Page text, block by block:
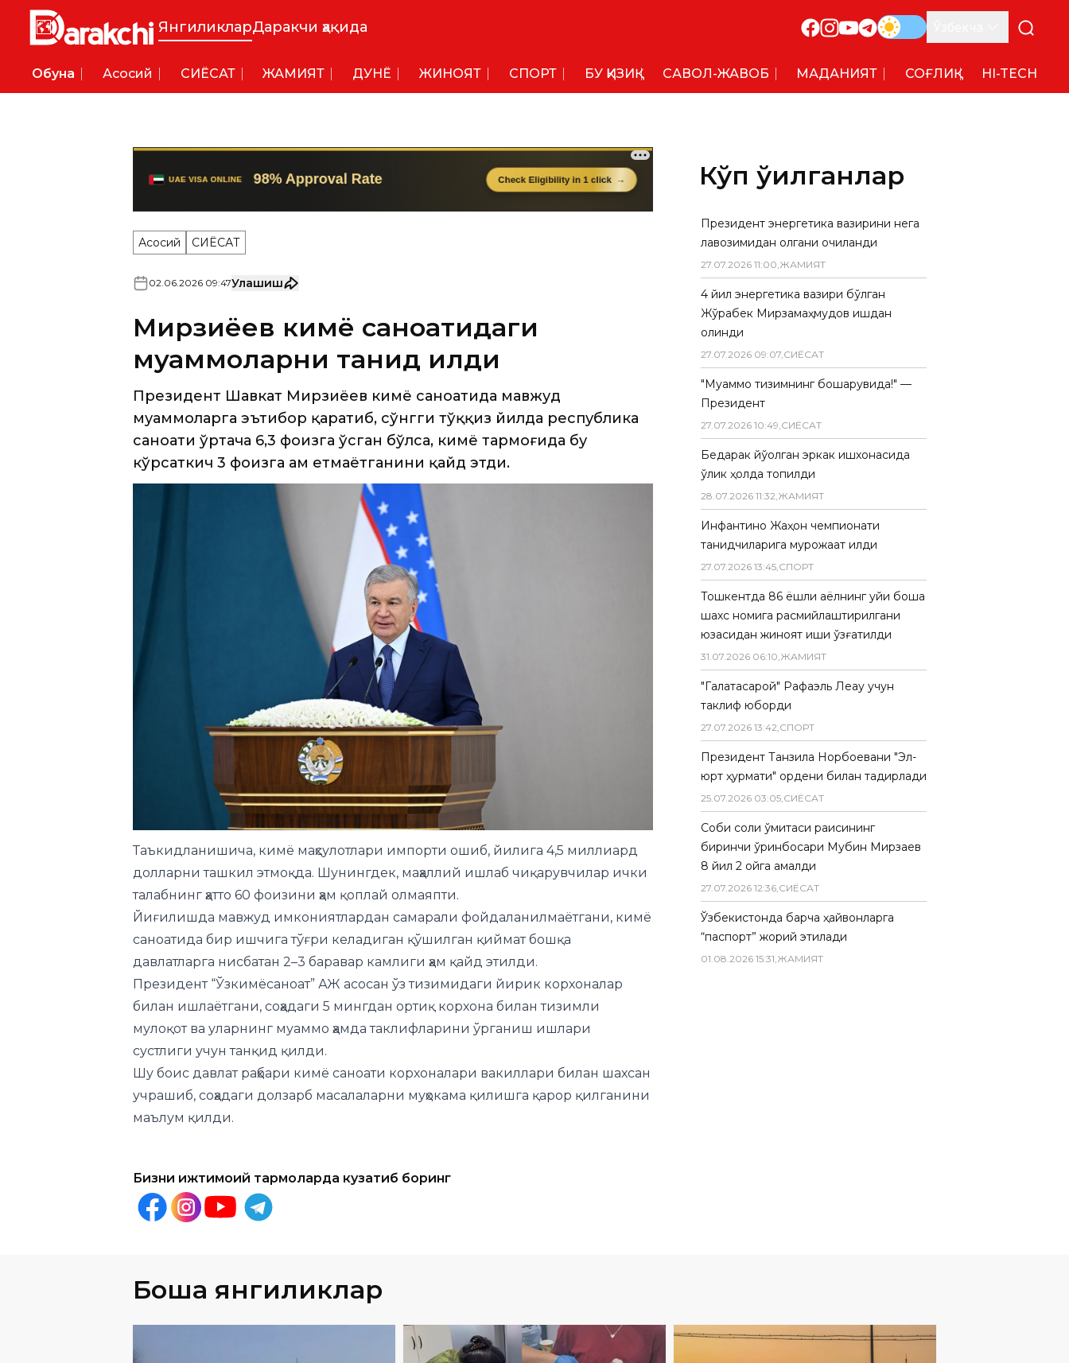
ЯнгиликларДаракчи ҳақида
Обуна Асосий СИËСАТ ЖАМИЯТ ДУНË ЖИНОЯТ СПОРТ БУ ҚИЗИҚ САВОЛ-ЖАВОБ МАДАНИЯТ СОҒЛИҚ HI-TECH
Асосий СИËСАТ
Мирзиёев кимё саноатидаги
муаммоларни танқид қилди
Президент Шавкат Мирзиёев кимё саноатида мавжуд
муаммоларга эътибор қаратиб, сўнгги тўққиз йилда республика
саноати ўртача 6,3 фоизга ўсган бўлса, кимё тармоғида бу
кўрсаткич 3 фоизга ҳам етмаётганини қайд этди.
Таъкидланишича, кимё маҳсулотлари импорти ошиб, йилига 4,5 миллиард
долларни ташкил этмоқда. Шунингдек, маҳаллий ишлаб чиқарувчилар ички
талабнинг ҳатто 60 фоизини ҳам қоплай олмаяпти.
Йиғилишда мавжуд имкониятлардан самарали фойдаланилмаётгани, кимё
саноатида бир ишчига тўғри келадиган қўшилган қиймат бошқа
давлатларга нисбатан 2–3 баравар камлиги ҳам қайд этилди.
Президент “Ўзкимёсаноат” АЖ асосан ўз тизимидаги йирик корхоналар
билан ишлаётгани, соҳадаги 5 мингдан ортиқ корхона билан тизимли
мулоқот ва уларнинг муаммо ҳамда таклифларини ўрганиш ишлари
сустлиги учун танқид қилди.
Шу боис давлат раҳбари кимё саноати корхоналари вакиллари билан шахсан
учрашиб, соҳадаги долзарб масалаларни муҳокама қилишга қарор қилганини
маълум қилди.
Бизни ижтимоий тармоқларда кузатиб боринг
Кўп ўқилганлар
Президент энергетика вазирини нега
лавозимидан олгани очиқланди
27.07.2026 11:00,ЖАМИЯТ
4 йил энергетика вазири бўлган
Жўрабек Мирзамаҳмудов ишдан
олинди
27.07.2026 09:07,СИËСАТ
"Муаммо тизимнинг бошқарувида!" —
Президент
27.07.2026 10:49,СИËСАТ
Бедарак йўқолган эркак ишхонасида
ўлик ҳолда топилди
28.07.2026 11:32,ЖАМИЯТ
Инфантино Жаҳон чемпионати
танқидчиларига мурожаат қилди
27.07.2026 13:45,СПОРТ
Тошкентда 86 ёшли аёлнинг уйи бошқа
шахс номига расмийлаштирилгани
юзасидан жиноят иши қўзғатилди
31.07.2026 06:10,ЖАМИЯТ
"Галатасарой" Рафаэль Леау учун
таклиф юборди
27.07.2026 13:42,СПОРТ
Президент Танзила Норбоевани "Эл-
юрт ҳурмати" ордени билан тақдирлади
25.07.2026 03:05,СИËСАТ
Собиқ солиқ қўмитаси раисининг
биринчи ўринбосари Мубин Мирзаев
8 йил 2 ойга қамалди
27.07.2026 12:36,СИËСАТ
Ўзбекистонда барча ҳайвонларга
“паспорт” жорий этилади
01.08.2026 15:31,ЖАМИЯТ
Бошқа янгиликлар